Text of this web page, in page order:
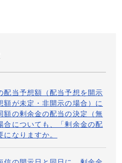
信（以下「決算短信等」とい
示している場合にあっては、直
。）と同額であるとき、本項目
サマリー情報）」、「四半期決
りることとします（配当原資
余金の別）が資本剰余金である
更した場合は、決算短信等にお
してください。）。したがっ
に、併せて決定した剰余金の配
当予想の額（配当予想の額を開
定として開示している場合にあ
ードしてください。
当に関する
ウンロードしてください。
listed-co/disclosure-gate/form/ind
当予想額（配当予想を開示
額が未定・非開示の場合）に
額の剰余金の配当の決定（無
合についても、「剰余金の配
なりますか。